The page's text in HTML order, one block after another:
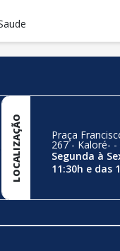
LOCALIZAÇÃO Praça
267 - Kaloré-
Segunda à
11:30h e das